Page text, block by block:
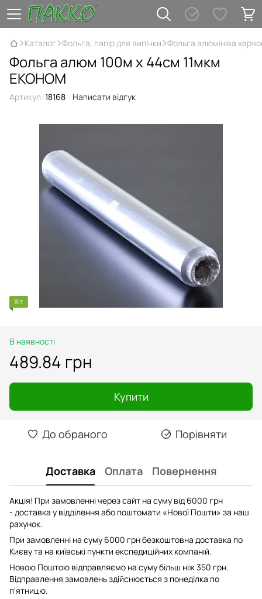
Каталог Фольга, папір для випічки Фольга алюмініва
Фольга алюм 100м х 44см 11мкм
ЕКОНОМ
Артикул: 18168 Написати відгук
Хіт
В наявності
489.84 грн
Купити
До обраного Порівняти
Доставка Оплата Повернення
Акція! При замовленні через сайт на суму від 6000 грн
- доставка у відділення або поштомати «Нової Пошти» за наш
рахунок.
При замовленні на суму 6000 грн безкоштовна доставка по
Києву та на київські пункти експедиційних компаній.
Новою Поштою відправляємо на суму більш ніж 350 грн.
Відправлення замовлень здійснюється з понеділка по
п'ятницю.